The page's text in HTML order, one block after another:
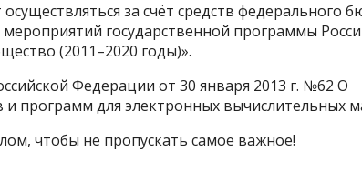
за счёт средств федерального
государственной программы
(2011–2020 годы)».
Федерации от 30 января 2013 г. №62 О
программ для электронных вычислительных
чтобы не пропускать самое важное!